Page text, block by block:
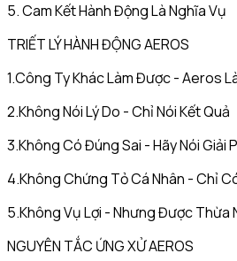
5. Cam Kết Hành Động Là Nghĩa Vụ
TRIẾT LÝ HÀNH ĐỘNG AEROS
1.Công Ty Khác Làm Được - Aeros
2.Không Nói Lý Do - Chỉ Nói Kết Quả
3.Không Có Đúng Sai - Hãy Nói Giải
4.Không Chứng Tỏ Cá Nhân - Chỉ
5.Không Vụ Lợi - Nhưng Được Thừa
NGUYÊN TẮC ỨNG XỬ AEROS